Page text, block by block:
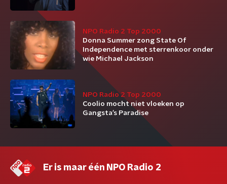
NPO Radio 2 Top 2000
Donna Summer zong State Of
Independence met sterrenkoor onder
wie Michael Jackson
NPO Radio 2 Top 2000
Coolio mocht niet vloeken op
Gangsta’s Paradise
Er is maar één NPO Radio 2